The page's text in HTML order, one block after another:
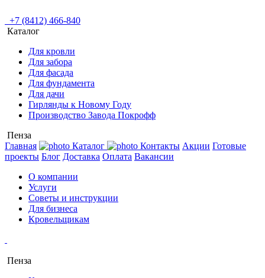
+7 (8412) 466-840
Каталог
Для кровли
Для забора
Для фасада
Для фундамента
Для дачи
Гирлянды к Новому Году
Производство Завода Покрофф
Пенза
Главная
Каталог Контакты Акции Готовые
проекты Блог Доставка Оплата Вакансии
О компании
Услуги
Советы и инструкции
Для бизнеса
Кровельщикам
Пенза